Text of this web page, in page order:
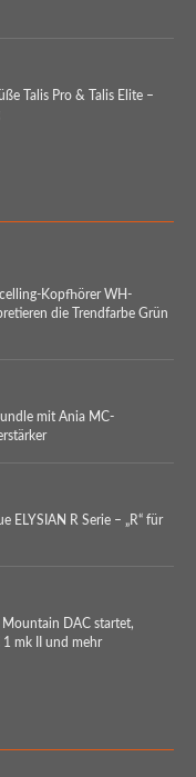
Talis Pro & Talis Elite –
Kopfhörer WH-
die Trendfarbe Grün
mit Ania MC-
ELYSIAN R Serie – „R“ für
DAC startet,
mk II und mehr